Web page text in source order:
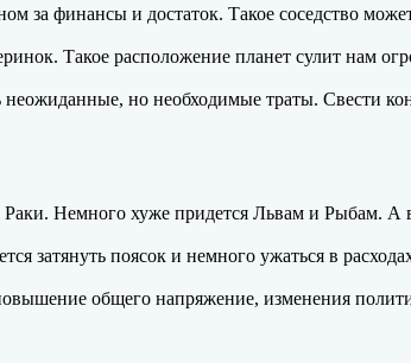
за финансы и достаток. Такое соседство
Такое расположение планет сулит нам
но необходимые траты. Свести
Немного хуже придется Львам и Рыбам. А
затянуть поясок и немного ужаться в
общего напряжение, изменения